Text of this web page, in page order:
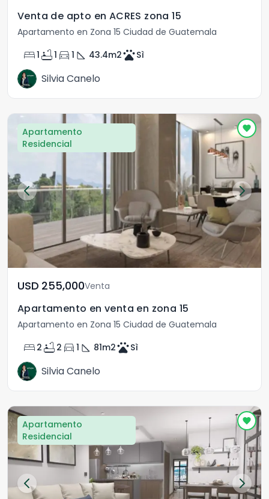
Venta de apto en ACRES zona 15
Apartamento en Zona 15 Ciudad de Guatemala
bed1 bathtub1 directions_car 1 square_foot 43.4m2petsSì
Silvia Canelo
Apartamento
Residencial
USD	255,000Venta
Apartamento en venta en zona 15
Apartamento en Zona 15 Ciudad de Guatemala
bed 2 bathtub 2 directions_car 1 square_foot 81m2petsSì
Silvia Canelo
Apartamento
Residencial